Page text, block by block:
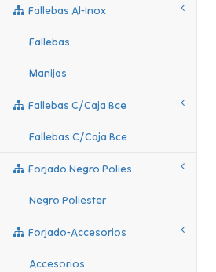
Fallebas Al-Inox
Fallebas
Manijas
Fallebas C/caja Bce
Fallebas C/caja Bce
Forjado Negro Polies
Negro Poliester
Forjado-Accesorios
Accesorios